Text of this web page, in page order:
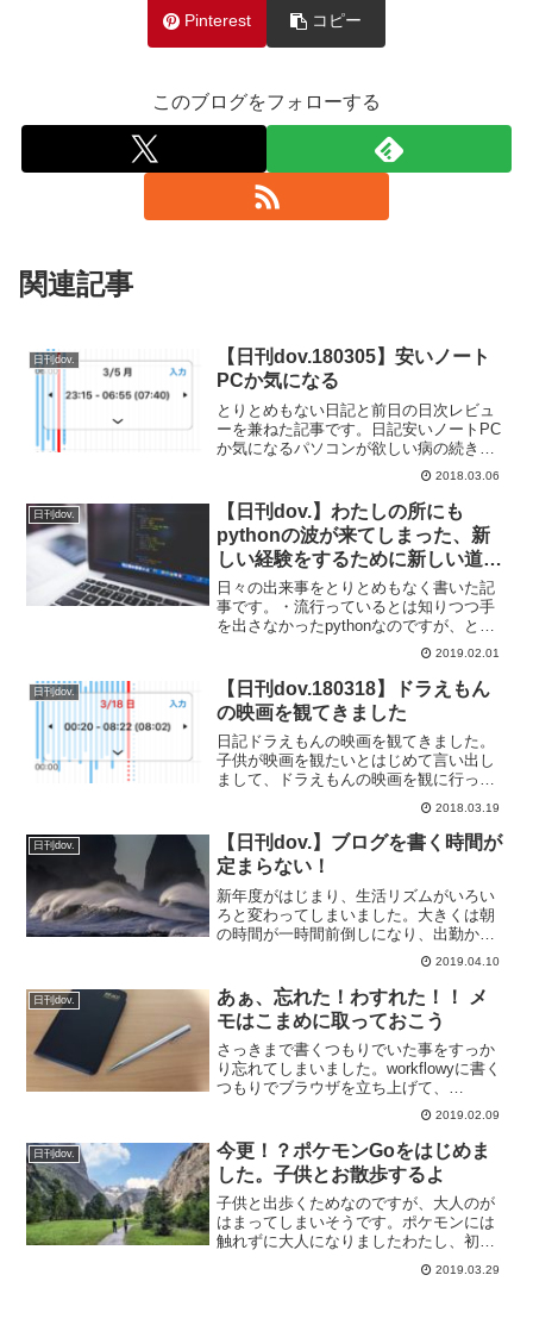
Pinterest コピー
このブログをフォローする
関連記事
日刊dov.
【日刊dov.180305】安いノート
PCか気になる
とりとめもない日記と前日の日次レビュ
ーを兼ねた記事です。日記安いノートPC
か気になるパソコンが欲しい病の続きで
す。以前からモバイル用のノートPCが欲
しくておりました。HDDじゃなくeMMC
やSSDなどで起動中も気兼ねく持ち上げ
ることができる...
2018.03.06
日刊dov.
【日刊dov.】わたしの所にも
pythonの波が来てしまった、新
しい経験をするために新しい道具
を手に入れよう
日々の出来事をとりとめもなく書いた記
事です。・流行っているとは知りつつ手
を出さなかったpythonなのですが、とう
とうわたしの所にもpythonの波が来てし
まいました。業務で使用しているデータ
解析ツールの拡張スクリプトとして
pythonが使...
2019.02.01
日刊dov.
【日刊dov.180318】ドラえもん
の映画を観てきました
日記ドラえもんの映画を観てきました。
子供が映画を観たいとはじめて言い出し
まして、ドラえもんの映画を観に行って
きましたよ。いつものようにのび太の無
理なお願いから始まって、気がつけばみ
んなで冒険に出て、カッコいいジャイア
ンがいて、最後にはみんな...
2018.03.19
日刊dov.
【日刊dov.】ブログを書く時間が
定まらない！
新年度がはじまり、生活リズムがいろい
ろと変わってしまいました。大きくは朝
の時間が一時間前倒しになり、出勤から
帰宅そして就寝時間までと全てが一時間
前倒しになりました。一時間前倒しだけ
ならインパクトは大きくなく、自宅での
時間の使い方も変えること...
2019.04.10
日刊dov.
あぁ、忘れた！わすれた！！ メ
モはこまめに取っておこう
さっきまで書くつもりでいた事をすっか
り忘れてしまいました。workflowyに書く
つもりでブラウザを立ち上げて、
workflowyが開く間に気になったことがあ
って、それを調べはじめちゃったらしっ
かり書くつもりでいたことを忘れてしま
って。こん...
2019.02.09
日刊dov.
今更！？ポケモンGoをはじめま
した。子供とお散歩するよ
子供と出歩くためなのですが、大人のが
はまってしまいそうです。ポケモンには
触れずに大人になりましたわたし、初代
ファミコン世代で当時のゲームはたくさ
んやってきましたが、ゲームボーイの頃
2019.03.29